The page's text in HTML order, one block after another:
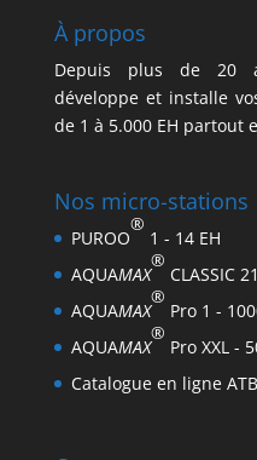
À propos
Depuis plus de 20
développe et installe
de 1 à 5.000 EH partout
Nos micro-stations
PUROO
®
1 - 14 EH
AQUAMAX
®
CLASSIC
AQUAMAX
®
Pro 1 -
AQUAMAX
®
Pro XXL -
Catalogue en ligne